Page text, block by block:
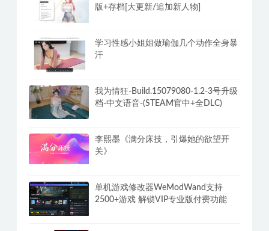
版+存档[大更新/追加新人物]
学习性感小姐姐做瑜伽几个动作全身暴
汗
我为情狂-Build.15079080-1.2-3号升级
档-中文语音-(STEAM官中+全DLC)
李熙墨《满分床技，引爆她的欲望开
关》
单机游戏修改器WeModWand支持
2500+游戏 解锁VIP专业版付费功能